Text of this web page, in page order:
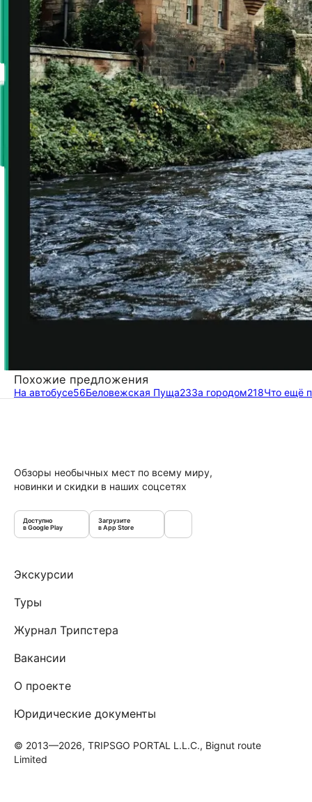
Похожие предложения
На автобусе56Беловежская Пуща23За городом218Что ещё
Обзоры необычных мест по всему миру,
новинки и скидки в наших соцсетях
Доступно
в Google Play
Загрузите
в App Store
Экскурсии
Туры
Журнал Трипстера
Вакансии
О проекте
Юридические документы
© 2013—2026, TRIPSGO PORTAL L.L.C., Bignut route
Limited